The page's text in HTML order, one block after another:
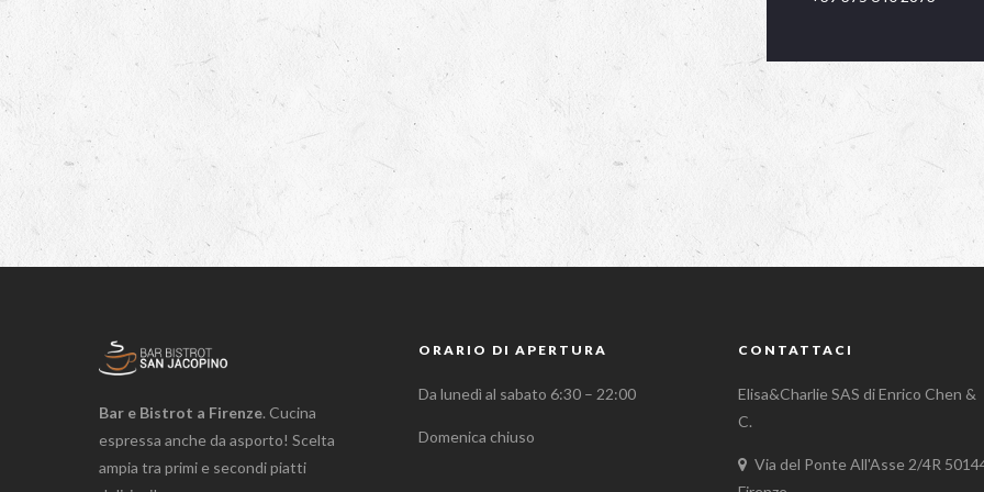
Bar e Bistrot a Firenze. Cucina
espressa anche da asporto! Scelta
ampia tra primi e secondi piatti
ORARIO DI APERTURA
Da lunedì al sabato 6:30 – 22:00
Domenica chiuso
CONTATTACI
Elisa&Charlie SAS di Enrico Chen &
C.
Via del Ponte All'Asse 2/4R